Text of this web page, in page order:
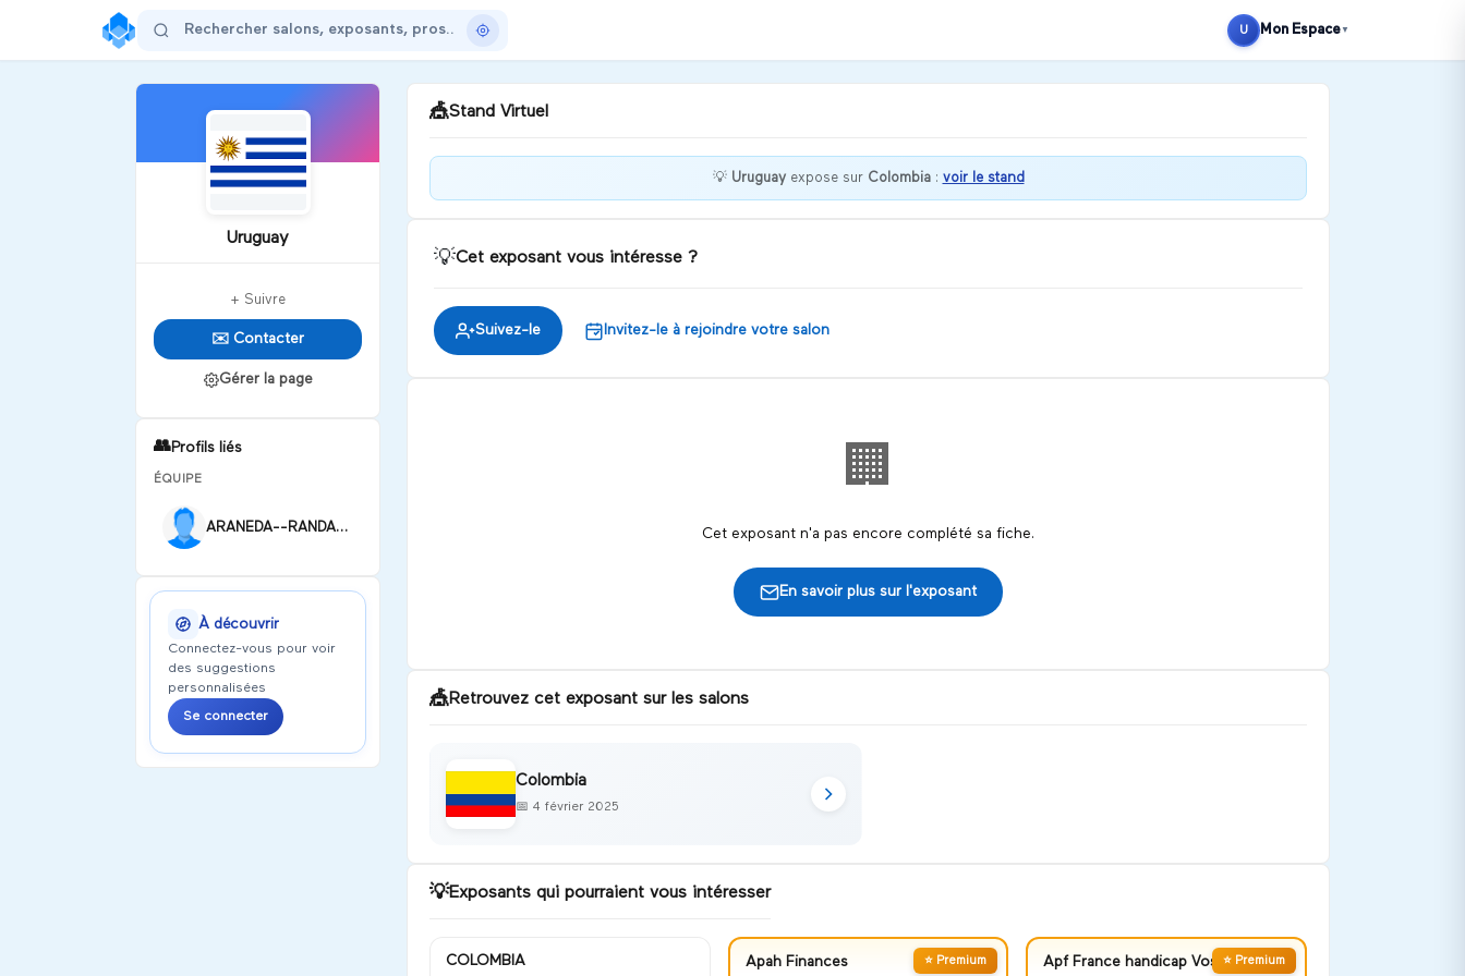
U Mon Espace ▼
Uruguay
+ Suivre
✉️ Contacter
Gérer la page
👥Profils liés
ÉQUIPE
ARANEDA--RANDAZZO Cassandra
À découvrir
Connectez-vous pour voir
des suggestions
personnalisées
Se connecter
🎪Stand Virtuel
Discuter
💡 Uruguayexpose sur Colombia: voir le stand
💡Cet exposant vous intéresse ?
Suivez-le Invitez-le à rejoindre votre salon
🏢
Cet exposant n'a pas encore complété sa fiche.
En savoir plus sur l'exposant
🎪Retrouvez cet exposant sur les salons
Colombia
📅 4 février 2025
💡Exposants qui pourraient vous intéresser
COLOMBIA ⭐ Premium
Apah Finances ⭐ Premium
Apf France handicap Vosges